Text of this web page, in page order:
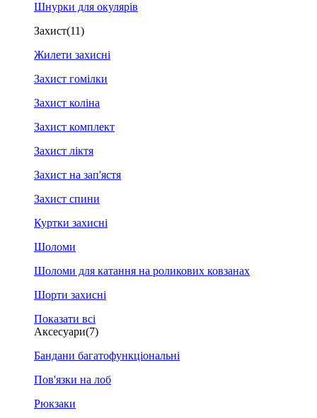
Шнурки для окулярів
Захист(11)
Жилети захисні
Захист гомілки
Захист коліна
Захист комплект
Захист ліктя
Захист на зап'ястя
Захист спини
Куртки захисні
Шоломи
Шоломи для катання на роликових ковзанах
Шорти захисні
Показати всі
Аксесуари(7)
Бандани багатофункціональні
Пов'язки на лоб
Рюкзаки